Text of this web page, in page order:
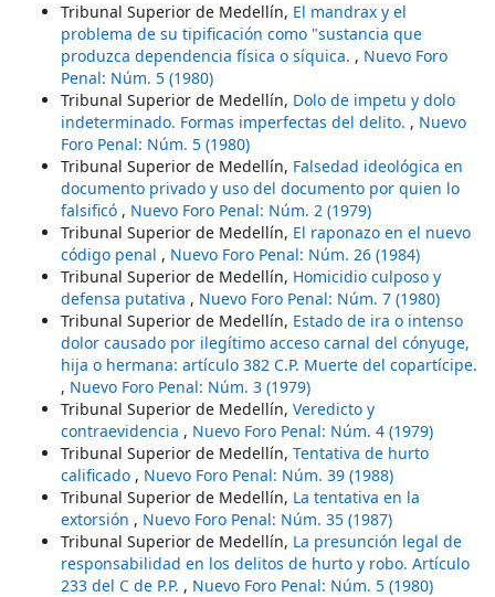
Tribunal Superior de Medellín, El mandrax y el
problema de su tipificación como "sustancia que
produzca dependencia física o síquica. , Nuevo Foro
Penal: Núm. 5 (1980)
Tribunal Superior de Medellín, Dolo de impetu y dolo
indeterminado. Formas imperfectas del delito. , Nuevo
Foro Penal: Núm. 5 (1980)
Tribunal Superior de Medellín, Falsedad ideológica en
documento privado y uso del documento por quien lo
falsificó , Nuevo Foro Penal: Núm. 2 (1979)
Tribunal Superior de Medellín, El raponazo en el nuevo
código penal , Nuevo Foro Penal: Núm. 26 (1984)
Tribunal Superior de Medellín, Homicidio culposo y
defensa putativa , Nuevo Foro Penal: Núm. 7 (1980)
Tribunal Superior de Medellín, Estado de ira o intenso
dolor causado por ilegítimo acceso carnal del cónyuge,
hija o hermana: artículo 382 C.P. Muerte del copartícipe.
, Nuevo Foro Penal: Núm. 3 (1979)
Tribunal Superior de Medellín, Veredicto y
contraevidencia , Nuevo Foro Penal: Núm. 4 (1979)
Tribunal Superior de Medellín, Tentativa de hurto
calificado , Nuevo Foro Penal: Núm. 39 (1988)
Tribunal Superior de Medellín, La tentativa en la
extorsión , Nuevo Foro Penal: Núm. 35 (1987)
Tribunal Superior de Medellín, La presunción legal de
responsabilidad en los delitos de hurto y robo. Artículo
233 del C de P.P. , Nuevo Foro Penal: Núm. 5 (1980)